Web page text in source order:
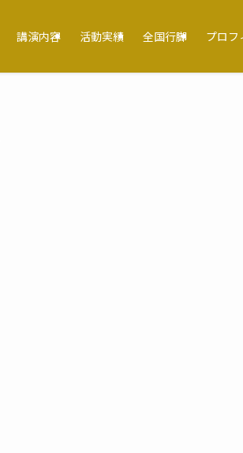
講演内容 活動実績 全国行脚 プロフ